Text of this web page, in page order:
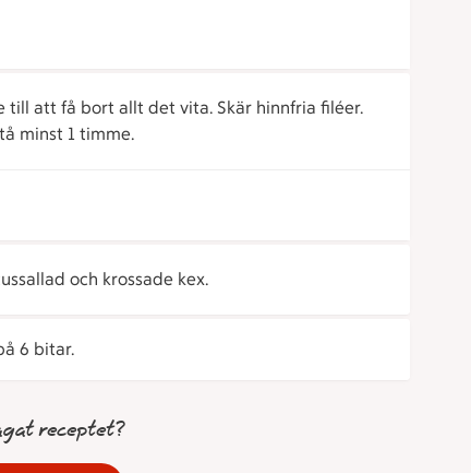
till att få bort allt det vita. Skär hinnfria filéer.
minst 1 timme.
och krossade kex.
6 bitar.
receptet?